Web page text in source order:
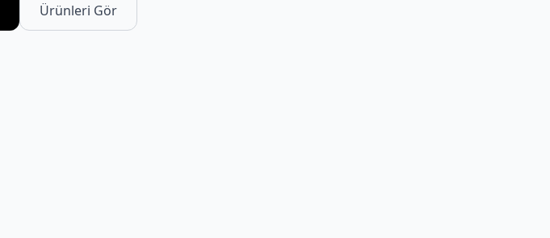
Ürünleri Gör